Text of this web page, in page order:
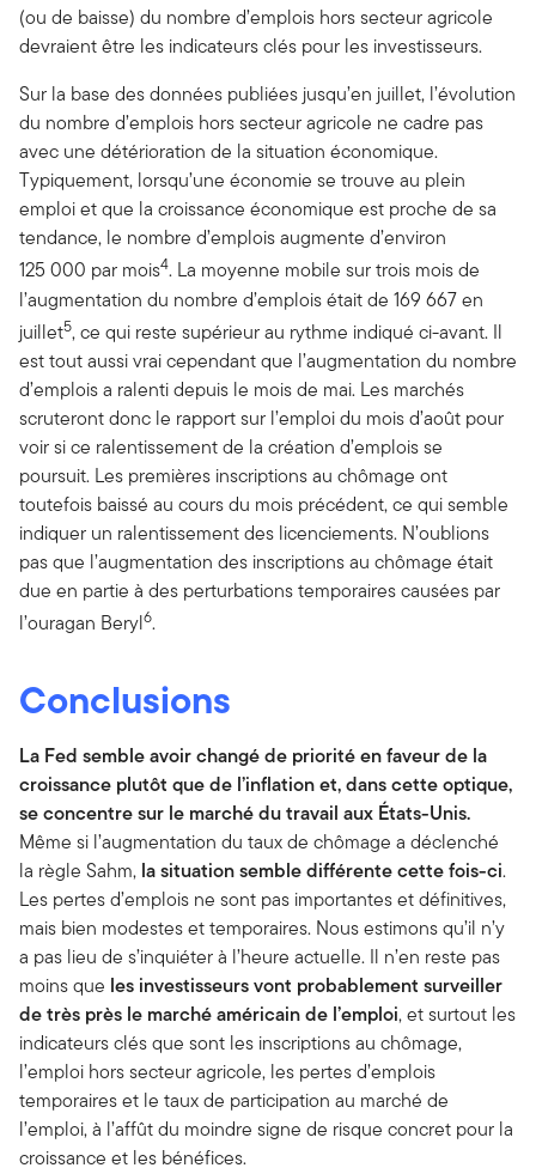
(ou de baisse) du nombre d’emplois hors secteur agricole
devraient être les indicateurs clés pour les investisseurs.
Sur la base des données publiées jusqu’en juillet, l’évolution
du nombre d’emplois hors secteur agricole ne cadre pas
avec une détérioration de la situation économique.
Typiquement, lorsqu’une économie se trouve au plein
emploi et que la croissance économique est proche de sa
tendance, le nombre d’emplois augmente d’environ
125 000 par mois4. La moyenne mobile sur trois mois de
l’augmentation du nombre d’emplois était de 169 667 en
juillet5, ce qui reste supérieur au rythme indiqué ci-avant. Il
est tout aussi vrai cependant que l’augmentation du nombre
d’emplois a ralenti depuis le mois de mai. Les marchés
scruteront donc le rapport sur l’emploi du mois d’août pour
voir si ce ralentissement de la création d’emplois se
poursuit. Les premières inscriptions au chômage ont
toutefois baissé au cours du mois précédent, ce qui semble
indiquer un ralentissement des licenciements. N’oublions
pas que l’augmentation des inscriptions au chômage était
due en partie à des perturbations temporaires causées par
l’ouragan Beryl6.
Conclusions
La Fed semble avoir changé de priorité en faveur de la
croissance plutôt que de l’inflation et, dans cette optique,
se concentre sur le marché du travail aux États-Unis.
Même si l’augmentation du taux de chômage a déclenché
la règle Sahm, la situation semble différente cette fois-ci.
Les pertes d’emplois ne sont pas importantes et définitives,
mais bien modestes et temporaires. Nous estimons qu’il n’y
a pas lieu de s’inquiéter à l’heure actuelle. Il n’en reste pas
moins que les investisseurs vont probablement surveiller
de très près le marché américain de l’emploi, et surtout les
indicateurs clés que sont les inscriptions au chômage,
l’emploi hors secteur agricole, les pertes d’emplois
temporaires et le taux de participation au marché de
l’emploi, à l’affût du moindre signe de risque concret pour la
croissance et les bénéfices.